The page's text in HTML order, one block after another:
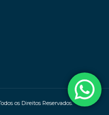
os Direitos Reservados.